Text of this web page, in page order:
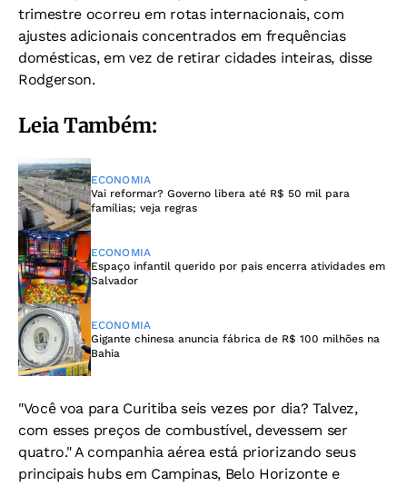
trimestre ocorreu em rotas internacionais, com
ajustes adicionais concentrados em frequências
domésticas, em vez de retirar cidades inteiras, disse
Rodgerson.
Leia Também:
ECONOMIA
Vai reformar? Governo libera até R$ 50 mil para
famílias; veja regras
ECONOMIA
Espaço infantil querido por pais encerra atividades em
Salvador
ECONOMIA
Gigante chinesa anuncia fábrica de R$ 100 milhões na
Bahia
"Você voa para Curitiba seis vezes por dia? Talvez,
com esses preços de combustível, devessem ser
quatro." A companhia aérea está priorizando seus
principais hubs em Campinas, Belo Horizonte e